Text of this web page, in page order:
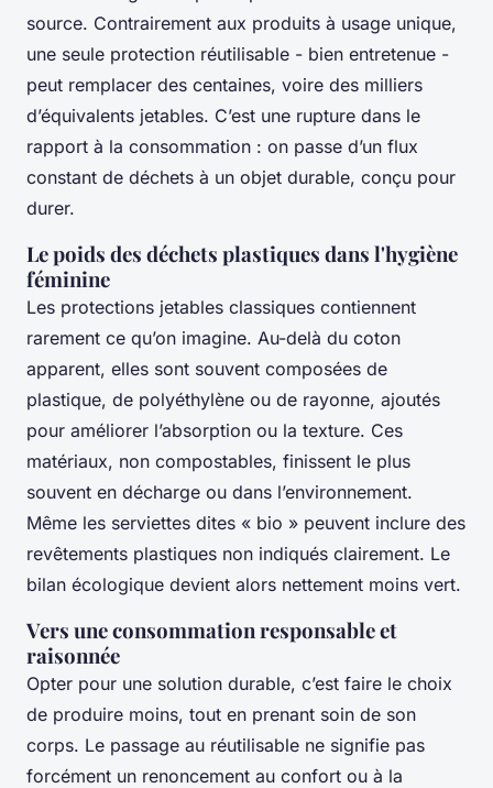
source. Contrairement aux produits à usage unique,
une seule protection réutilisable - bien entretenue -
peut remplacer des centaines, voire des milliers
d’équivalents jetables. C’est une rupture dans le
rapport à la consommation : on passe d’un flux
constant de déchets à un objet durable, conçu pour
durer.
Le poids des déchets plastiques dans l'hygiène
féminine
Les protections jetables classiques contiennent
rarement ce qu’on imagine. Au-delà du coton
apparent, elles sont souvent composées de
plastique, de polyéthylène ou de rayonne, ajoutés
pour améliorer l’absorption ou la texture. Ces
matériaux, non compostables, finissent le plus
souvent en décharge ou dans l’environnement.
Même les serviettes dites « bio » peuvent inclure des
revêtements plastiques non indiqués clairement. Le
bilan écologique devient alors nettement moins vert.
Vers une consommation responsable et
raisonnée
Opter pour une solution durable, c’est faire le choix
de produire moins, tout en prenant soin de son
corps. Le passage au réutilisable ne signifie pas
forcément un renoncement au confort ou à la